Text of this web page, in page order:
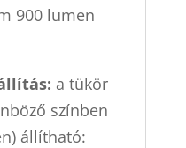
900 lumen
a tükör
színben
állítható: